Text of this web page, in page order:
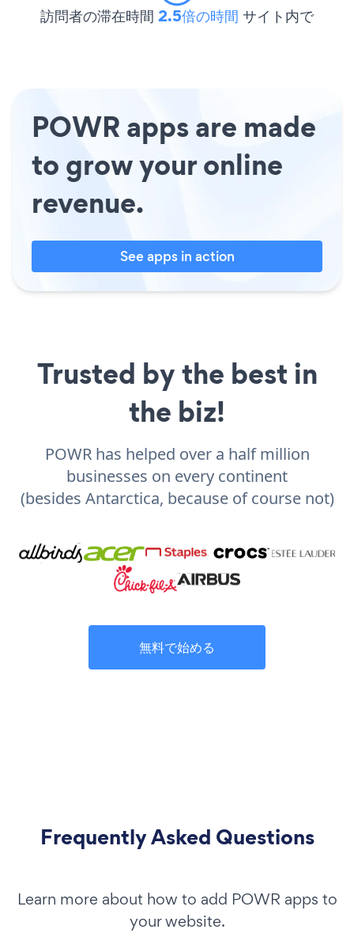
訪問者の滞在時間 2.5倍の時間 サイト内で
POWR apps are made
to grow your online
revenue.
See apps in action
Trusted by the best in
the biz!
POWR has helped over a half million
businesses on every continent
(besides Antarctica, because of course not)
無料で始める
Frequently Asked Questions
Learn more about how to add POWR apps to
your website.